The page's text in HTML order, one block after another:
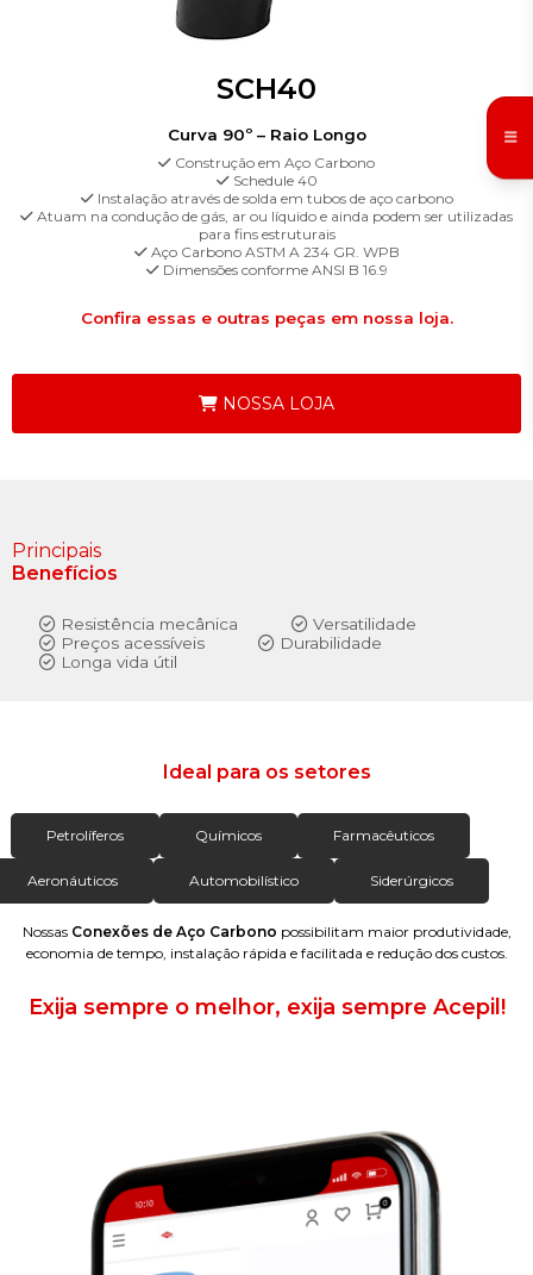
SCH40
Curva 90º – Raio Longo
Construção em Aço Carbono
Schedule 40
Instalação através de solda em tubos de aço carbono
Atuam na condução de gás, ar ou líquido e ainda podem ser utilizadas
para fins estruturais
Aço Carbono ASTM A 234 GR. WPB
Dimensões conforme ANSI B 16.9
Confira essas e outras peças em nossa loja.
NOSSA LOJA
Principais
Benefícios
Resistência mecânica
Versatilidade
Preços acessíveis
Durabilidade
Longa vida útil
Ideal para os setores
Petrolíferos Químicos Farmacêuticos
Aeronáuticos Automobilístico Siderúrgicos
Nossas Conexões de Aço Carbono possibilitam maior produtividade,
economia de tempo, instalação rápida e facilitada e redução dos custos.
Exija sempre o melhor, exija sempre Acepil!